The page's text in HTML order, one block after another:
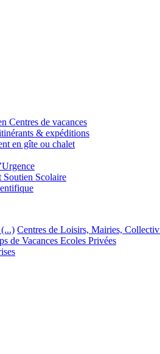
Centres de vacances
& expéditions
en gîte ou chalet
Soutien Scolaire
Centres de Loisirs, Mairies,
de Vacances Ecoles Privées